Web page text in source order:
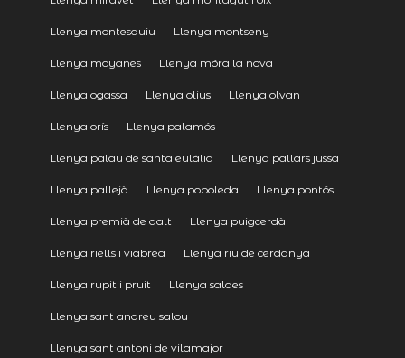
Llenya montesquiu Llenya montseny
Llenya moyanes Llenya móra la nova
Llenya ogassa Llenya olius Llenya olvan
Llenya orís Llenya palamós
Llenya palau de santa eulàlia Llenya pallars jussa
Llenya pallejà Llenya poboleda Llenya pontós
Llenya premià de dalt Llenya puigcerdà
Llenya riells i viabrea Llenya riu de cerdanya
Llenya rupit i pruit Llenya saldes
Llenya sant andreu salou
Llenya sant antoni de vilamajor